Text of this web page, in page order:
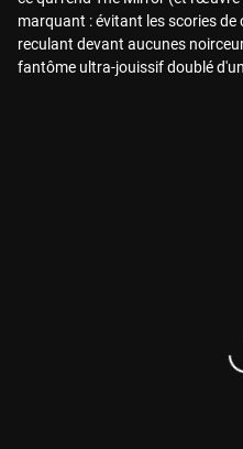
marquant : évitant les scories de
reculant devant aucunes
fantôme ultra-jouissif doublé